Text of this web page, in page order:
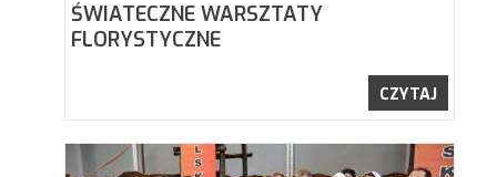
ŚWIATECZNE WARSZTATY
FLORYSTYCZNE
CZYTAJ